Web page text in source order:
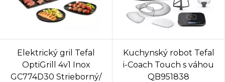
Elektrický gril Tefal
OptiGrill 4v1 Inox
GC774D30 Strieborný/
Kuchynský robot Tefal
i-Coach Touch s váhou
QB951838